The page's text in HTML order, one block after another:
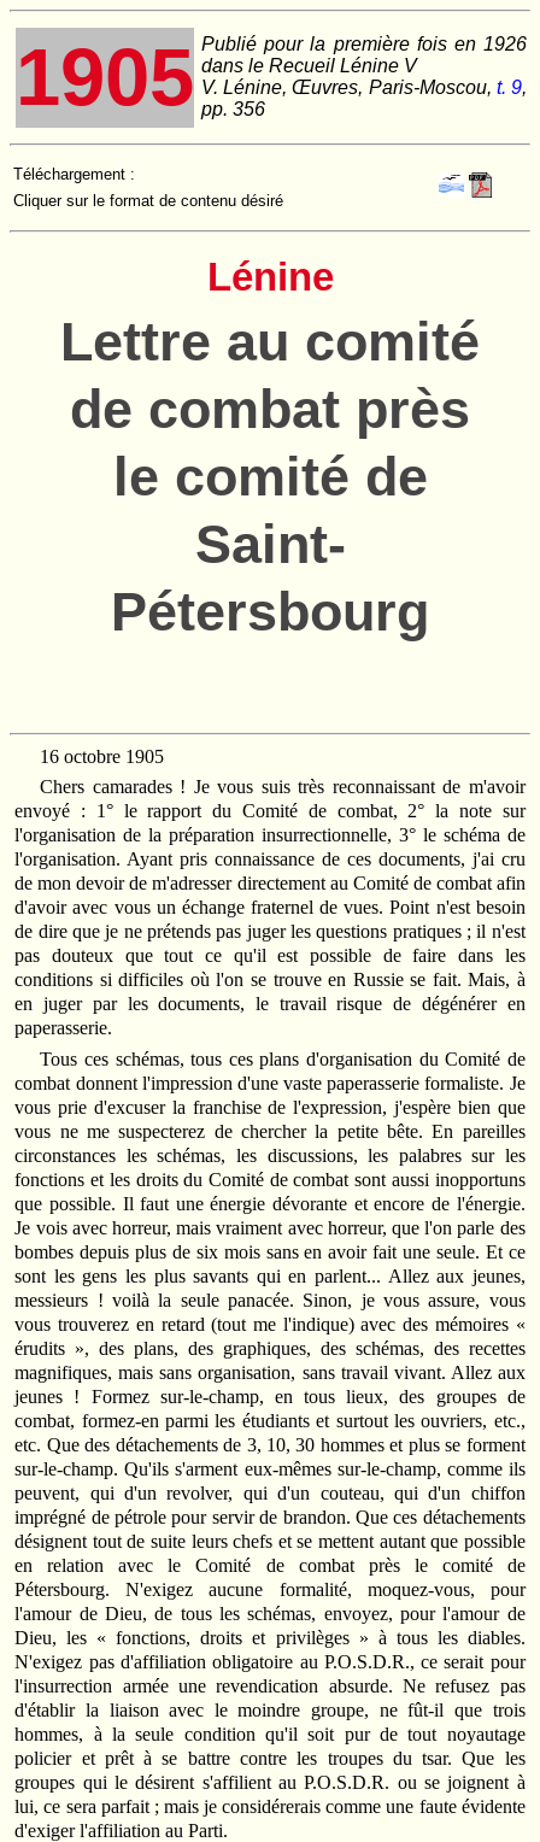
1905 Publié pour la première fois en 1926
dans le Recueil Lénine V
V. Lénine, Œuvres, Paris-Moscou, t. 9,
pp. 356
Téléchargement :
Cliquer sur le format de contenu désiré
Lénine
Lettre au comité
de combat près
le comité de
Saint-
Pétersbourg
16 octobre 1905
Chers camarades ! Je vous suis très reconnaissant de m'avoir
envoyé : 1° le rapport du Comité de combat, 2° la note sur
l'organisation de la préparation insurrectionnelle, 3° le schéma de
l'organisation. Ayant pris connaissance de ces documents, j'ai cru
de mon devoir de m'adresser directement au Comité de combat afin
d'avoir avec vous un échange fraternel de vues. Point n'est besoin
de dire que je ne prétends pas juger les questions pratiques ; il n'est
pas douteux que tout ce qu'il est possible de faire dans les
conditions si difficiles où l'on se trouve en Russie se fait. Mais, à
en juger par les documents, le travail risque de dégénérer en
paperasserie.
Tous ces schémas, tous ces plans d'organisation du Comité de
combat donnent l'impression d'une vaste paperasserie formaliste. Je
vous prie d'excuser la franchise de l'expression, j'espère bien que
vous ne me suspecterez de chercher la petite bête. En pareilles
circonstances les schémas, les discussions, les palabres sur les
fonctions et les droits du Comité de combat sont aussi inopportuns
que possible. Il faut une énergie dévorante et encore de l'énergie.
Je vois avec horreur, mais vraiment avec horreur, que l'on parle des
bombes depuis plus de six mois sans en avoir fait une seule. Et ce
sont les gens les plus savants qui en parlent... Allez aux jeunes,
messieurs ! voilà la seule panacée. Sinon, je vous assure, vous
vous trouverez en retard (tout me l'indique) avec des mémoires «
érudits », des plans, des graphiques, des schémas, des recettes
magnifiques, mais sans organisation, sans travail vivant. Allez aux
jeunes ! Formez sur-le-champ, en tous lieux, des groupes de
combat, formez-en parmi les étudiants et surtout les ouvriers, etc.,
etc. Que des détachements de 3, 10, 30 hommes et plus se forment
sur-le-champ. Qu'ils s'arment eux-mêmes sur-le-champ, comme ils
peuvent, qui d'un revolver, qui d'un couteau, qui d'un chiffon
imprégné de pétrole pour servir de brandon. Que ces détachements
désignent tout de suite leurs chefs et se mettent autant que possible
en relation avec le Comité de combat près le comité de
Pétersbourg. N'exigez aucune formalité, moquez-vous, pour
l'amour de Dieu, de tous les schémas, envoyez, pour l'amour de
Dieu, les « fonctions, droits et privilèges » à tous les diables.
N'exigez pas d'affiliation obligatoire au P.O.S.D.R., ce serait pour
l'insurrection armée une revendication absurde. Ne refusez pas
d'établir la liaison avec le moindre groupe, ne fût-il que trois
hommes, à la seule condition qu'il soit pur de tout noyautage
policier et prêt à se battre contre les troupes du tsar. Que les
groupes qui le désirent s'affilient au P.O.S.D.R. ou se joignent à
lui, ce sera parfait ; mais je considérerais comme une faute évidente
d'exiger l'affiliation au Parti.